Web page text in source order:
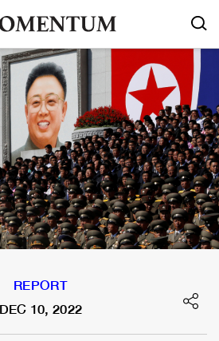
REPORT
DEC 10, 2022